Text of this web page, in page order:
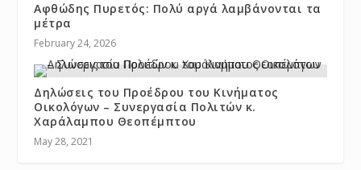
Αφθώδης Πυρετός: Πολύ αργά λαμβάνονται τα
μέτρα
February 24, 2026
Δηλώσεις του Προέδρου του Κινήματος
Οικολόγων – Συνεργασία Πολιτών κ.
Χαράλαμπου Θεοπέμπτου
May 28, 2021